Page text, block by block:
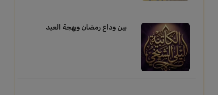
بين وداع رمضان وبهجة العيد